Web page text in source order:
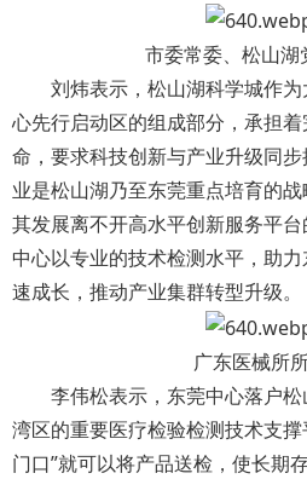
市委常委、松山湖
刘炜表示，松山湖科学城作为
心先行启动区的组成部分，承担
命，要求科技创新与产业升级同
业是松山湖乃至东莞重点培育的战
其发展离不开高水平创新服务平
中心以专业的技术检测水平，助
速成长，推动产业集群转型升级。
广东医械所所
李伟松表示，东莞中心落户松
湾区的重要医疗检验检测技术支
门口”就可以将产品送检，使长期